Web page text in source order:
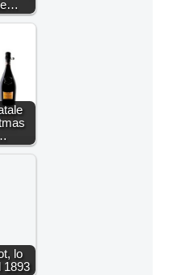
lo
1893